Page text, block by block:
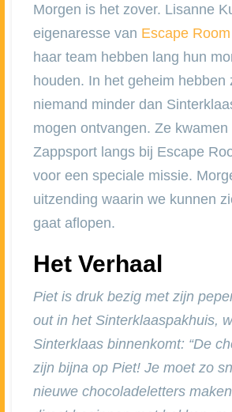
Morgen is het zover. Lisanne
eigenaresse van Escape
haar team hebben lang hun
houden. In het geheim hebben
niemand minder dan
mogen ontvangen. Ze kwamen
Zappsport langs bij Escape
voor een speciale missie.
uitzending waarin we kunnen
gaat aflopen.
Het Verhaal
Piet is druk bezig met zijn
out in het Sinterklaaspakhuis,
Sinterklaas binnenkomt: “De
zijn bijna op Piet! Je moet zo
nieuwe chocoladeletters